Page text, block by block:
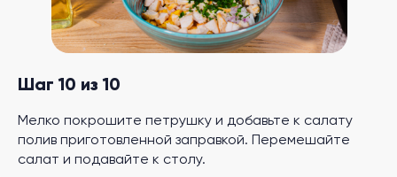
Шаг 10 из 10
Мелко покрошите петрушку и добавьте к салату
полив приготовленной заправкой. Перемешайте
салат и подавайте к столу.